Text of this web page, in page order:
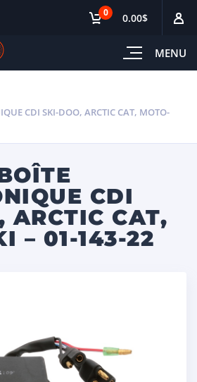
MENU
0 0.00$
CDI SKI-DOO, ARCTIC CAT, MOTO-
CDI
ARCTIC CAT,
– 01-143-22